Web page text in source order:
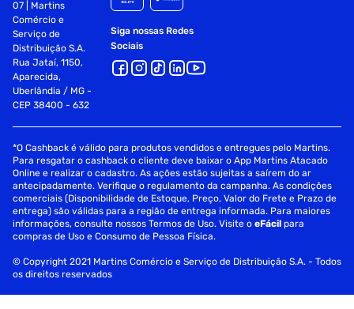
07 | Martins
Comércio e
Serviço de
Distribuição S.A.
Rua Jataí, 1150,
Aparecida,
Uberlândia / MG -
CEP 38400 - 632
Siga nossas Redes
Sociais
*O Cashback é válido para produtos vendidos e entregues pelo Martins.
Para resgatar o cashback o cliente deve baixar o App Martins Atacado
Online e realizar o cadastro. As ações estão sujeitas a saírem do ar
antecipadamente. Verifique o regulamento da campanha. As condições
comerciais (Disponibilidade de Estoque, Preço, Valor do Frete e Prazo de
entrega) são válidas para a região de entrega informada. Para maiores
informações, consulte nossos Termos de Uso. Visite oeFácil para
compras de Uso e Consumo de Pessoa Física.
© Copyright 2021 Martins Comércio e Serviço de Distribuição S.A. - Todos
os direitos reservados